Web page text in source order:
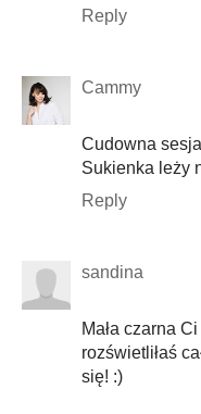
Reply
Cammy
Cudowna
Sukienka leży
Reply
sandina
Mała czarna
rozświetliłaś
się! :)